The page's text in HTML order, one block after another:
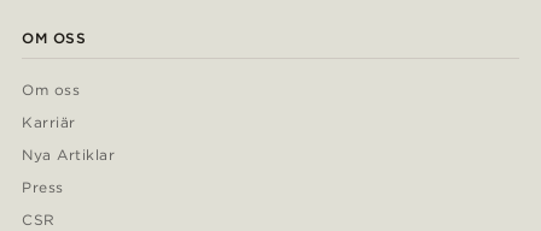
OM OSS
Om oss
Karriär
Nya Artiklar
Press
CSR